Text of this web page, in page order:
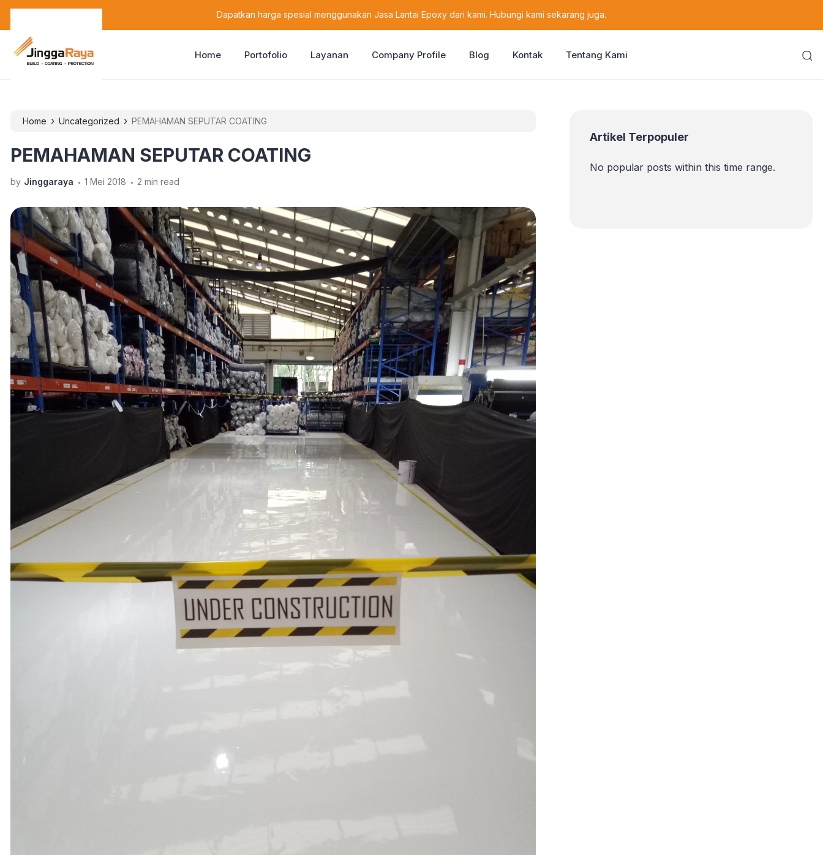
content
Dapatkan harga spesial menggunakan Jasa Lantai Epoxy dari kami. Hubungi kami sekarang juga.
Home Portofolio Layanan Company Profile Blog Kontak Tentang Kami
Home › Uncategorized › PEMAHAMAN SEPUTAR COATING
PEMAHAMAN SEPUTAR COATING
by Jinggaraya . 1 Mei 2018 . 2 min read
Artikel Terpopuler
No popular posts within this time range.